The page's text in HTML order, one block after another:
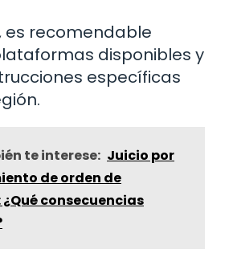
es recomendable
disponibles y
específicas
te interese: Juicio por
de orden de
consecuencias